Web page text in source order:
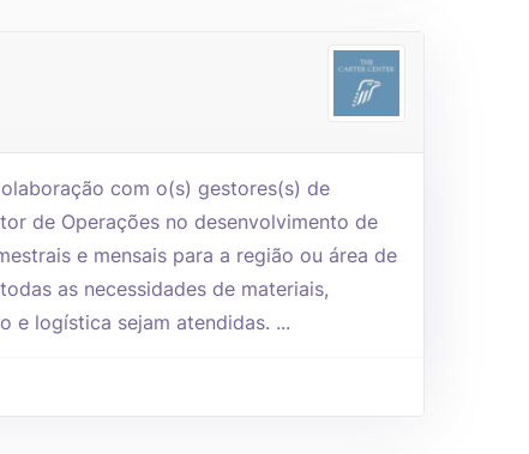
com o(s) gestores(s) de
de Operações no desenvolvimento de
e mensais para a região ou área de
as necessidades de materiais,
e logística sejam atendidas. ...